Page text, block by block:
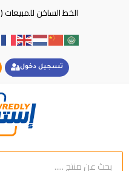
الخط الساخن للمبيعات (
تسجيل دخول
Search